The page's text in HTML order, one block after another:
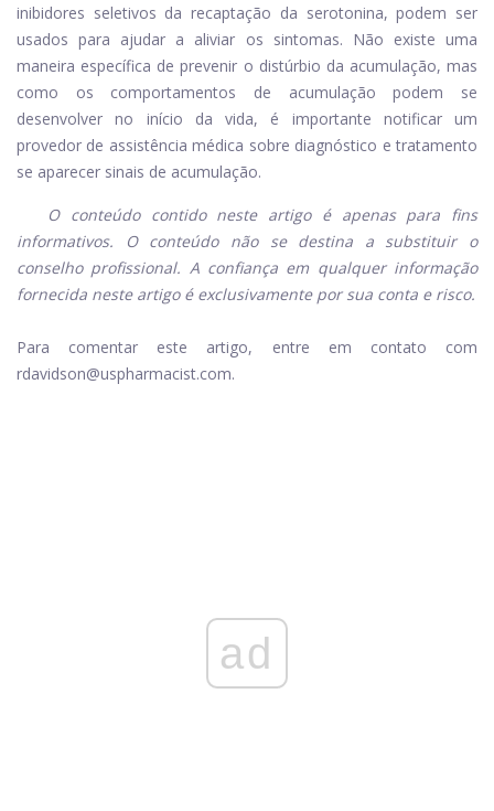
inibidores seletivos da recaptação da serotonina, podem ser
usados ​​para ajudar a aliviar os sintomas. Não existe uma
maneira específica de prevenir o distúrbio da acumulação, mas
como os comportamentos de acumulação podem se
desenvolver no início da vida, é importante notificar um
provedor de assistência médica sobre diagnóstico e tratamento
se aparecer sinais de acumulação.
O conteúdo contido neste artigo é apenas para fins
informativos. O conteúdo não se destina a substituir o
conselho profissional. A confiança em qualquer informação
fornecida neste artigo é exclusivamente por sua conta e risco.
Para comentar este artigo, entre em contato com
rdavidson@uspharmacist.com.
ad